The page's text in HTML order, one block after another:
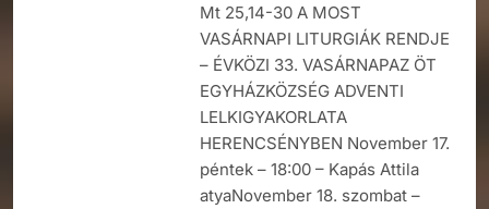
Mt 25,14-30 A MOST
VASÁRNAPI LITURGIÁK RENDJE
– ÉVKÖZI 33. VASÁRNAPAZ ÖT
EGYHÁZKÖZSÉG ADVENTI
LELKIGYAKORLATA
HERENCSÉNYBEN November 17.
péntek – 18:00 – Kapás Attila
atyaNovember 18. szombat –